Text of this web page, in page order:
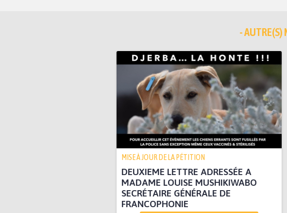
- AUTRE(S)
MISE À JOUR DE LA PÉTITION
DEUXIEME LETTRE ADRESSÉE A
MADAME LOUISE MUSHIKIWABO
SECRÉTAIRE GÉNÉRALE DE
FRANCOPHONIE